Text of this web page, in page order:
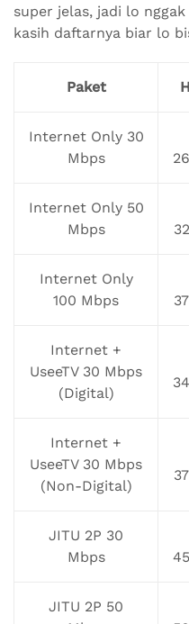
super jelas, jadi lo
kasih daftarnya biar lo
Paket
Internet Only 30
Mbps
Internet Only 50
Mbps
Internet Only
100 Mbps
Internet +
UseeTV 30 Mbps
(Digital)
Internet +
UseeTV 30 Mbps
(Non-Digital)
JITU 2P 30
Mbps
JITU 2P 50